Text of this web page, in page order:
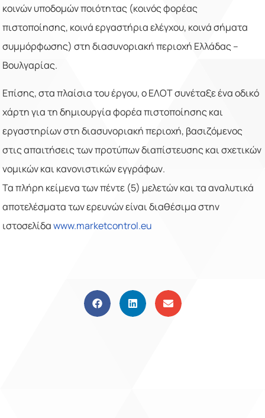
κοινών υποδομών ποιότητας (κοινός φορέας
πιστοποίησης, κοινά εργαστήρια ελέγχου, κοινά σήματα
συμμόρφωσης) στη διασυνοριακή περιοχή Ελλάδας –
Βουλγαρίας.
Επίσης, στα πλαίσια του έργου, ο ΕΛΟΤ συνέταξε ένα οδικό
χάρτη για τη δημιουργία φορέα πιστοποίησης και
εργαστηρίων στη διασυνοριακή περιοχή, βασιζόμενος
στις απαιτήσεις των προτύπων διαπίστευσης και σχετικών
νομικών και κανονιστικών εγγράφων.
Τα πλήρη κείμενα των πέντε (5) μελετών και τα αναλυτικά
αποτελέσματα των ερευνών είναι διαθέσιμα στην
ιστοσελίδαwww.marketcontrol.eu